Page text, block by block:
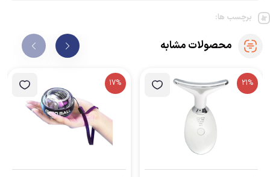
برچسب ها:
محصولات مشابه
21%
17%